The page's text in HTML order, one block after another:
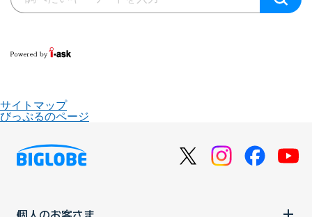
サイトマップ
びっぷるのページ